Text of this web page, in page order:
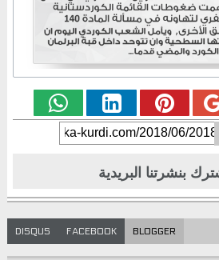
بنشرتنا البريدية
BLOGGER
FACEBOOK
DISQUS